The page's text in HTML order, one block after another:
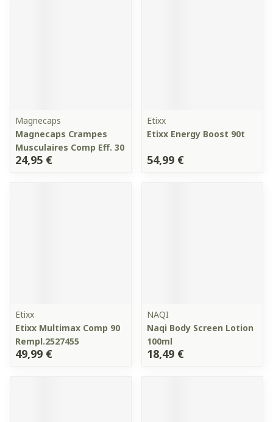
Magnecaps
Magnecaps Crampes
Musculaires Comp Eff. 30
24,95 €
Etixx
Etixx Energy Boost 90t
54,99 €
Etixx
Etixx Multimax Comp 90
Rempl.2527455
49,99 €
NAQI
Naqi Body Screen Lotion
100ml
18,49 €